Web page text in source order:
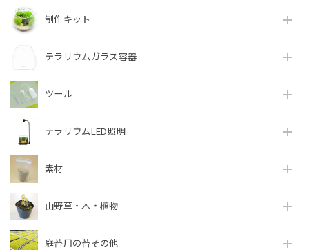
制作キット
テラリウムガラス容器
ツール
テラリウムLED照明
素材
山野草・木・植物
庭苔用の苔その他